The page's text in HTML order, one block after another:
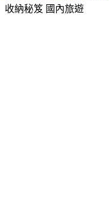
收納秘笈 國內旅遊